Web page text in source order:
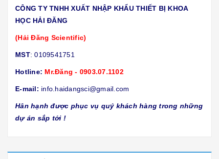
CÔNG TY TNHH XUẤT NHẬP KHẨU THIẾT BỊ KHOA
HỌC HẢI ĐĂNG
(Hải Đăng Scientific)
MST: 0109541751
Hotline: Mr.Đăng - 0903.07.1102
E-mail: info.haidangsci@gmail.com
Hân hạnh được phục vụ quý khách hàng trong những
dự án sắp tới !